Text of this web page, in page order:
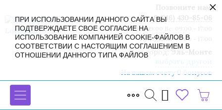
Позвоните нам:
8 (916) 430-85-06
Пн-Сб: 09:00 - 19:00 Вс: 09:00 - 17:00
Праздники: 09:00 - 17:00
Ваш город:
На вашем счету 0 бонусов
ПРИ ИСПОЛЬЗОВАНИИ ДАННОГО САЙТА ВЫ
ПОДТВЕРЖДАЕТЕ СВОЕ СОГЛАСИЕ НА
ИСПОЛЬЗОВАНИЕ КОМПАНИЕЙ COOKIE-ФАЙЛОВ В
СООТВЕТСТВИИ С НАСТОЯЩИМ СОГЛАШЕНИЕМ В
ОТНОШЕНИИ ДАННОГО ТИПА ФАЙЛОВ
×